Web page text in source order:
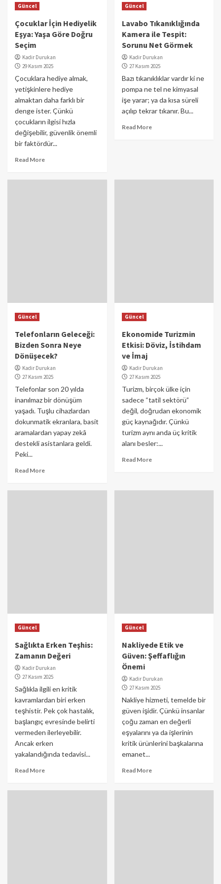
Güncel
Çocuklar İçin Hediyelik
Eşya: Yaşa Göre Doğru
Seçim
Kadir Durukan
29 Kasım 2025
Çocuklara hediye almak,
yetişkinlere hediye
almaktan daha farklı bir
denge ister. Çünkü
çocukların ilgisi hızla
değişebilir, güvenlik önemli
bir faktördür...
Read More
Güncel
Lavabo Tıkanıklığında
Kamera ile Tespit:
Sorunu Net Görmek
Kadir Durukan
27 Kasım 2025
Bazı tıkanıklıklar vardır ki ne
pompa ne tel ne kimyasal
işe yarar; ya da kısa süreli
açılıp tekrar tıkanır. Bu...
Read More
Güncel
Telefonların Geleceği:
Bizden Sonra Neye
Dönüşecek?
Kadir Durukan
27 Kasım 2025
Telefonlar son 20 yılda
inanılmaz bir dönüşüm
yaşadı. Tuşlu cihazlardan
dokunmatik ekranlara, basit
aramalardan yapay zekâ
destekli asistanlara geldi.
Peki...
Read More
Güncel
Ekonomide Turizmin
Etkisi: Döviz, İstihdam
ve İmaj
Kadir Durukan
27 Kasım 2025
Turizm, birçok ülke için
sadece “tatil sektörü”
değil, doğrudan ekonomik
güç kaynağıdır. Çünkü
turizm aynı anda üç kritik
alanı besler:...
Read More
Güncel
Sağlıkta Erken Teşhis:
Zamanın Değeri
Kadir Durukan
27 Kasım 2025
Sağlıkla ilgili en kritik
kavramlardan biri erken
teşhistir. Pek çok hastalık,
başlangıç evresinde belirti
vermeden ilerleyebilir.
Ancak erken
yakalandığında tedavisi...
Read More
Güncel
Nakliyede Etik ve
Güven: Şeffaflığın
Önemi
Kadir Durukan
27 Kasım 2025
Nakliye hizmeti, temelde bir
güven işidir. Çünkü insanlar
çoğu zaman en değerli
eşyalarını ya da işlerinin
kritik ürünlerini başkalarına
emanet...
Read More